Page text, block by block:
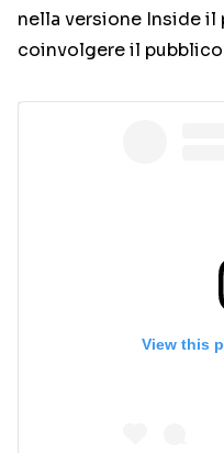
nella versione Inside il
coinvolgere il
View this